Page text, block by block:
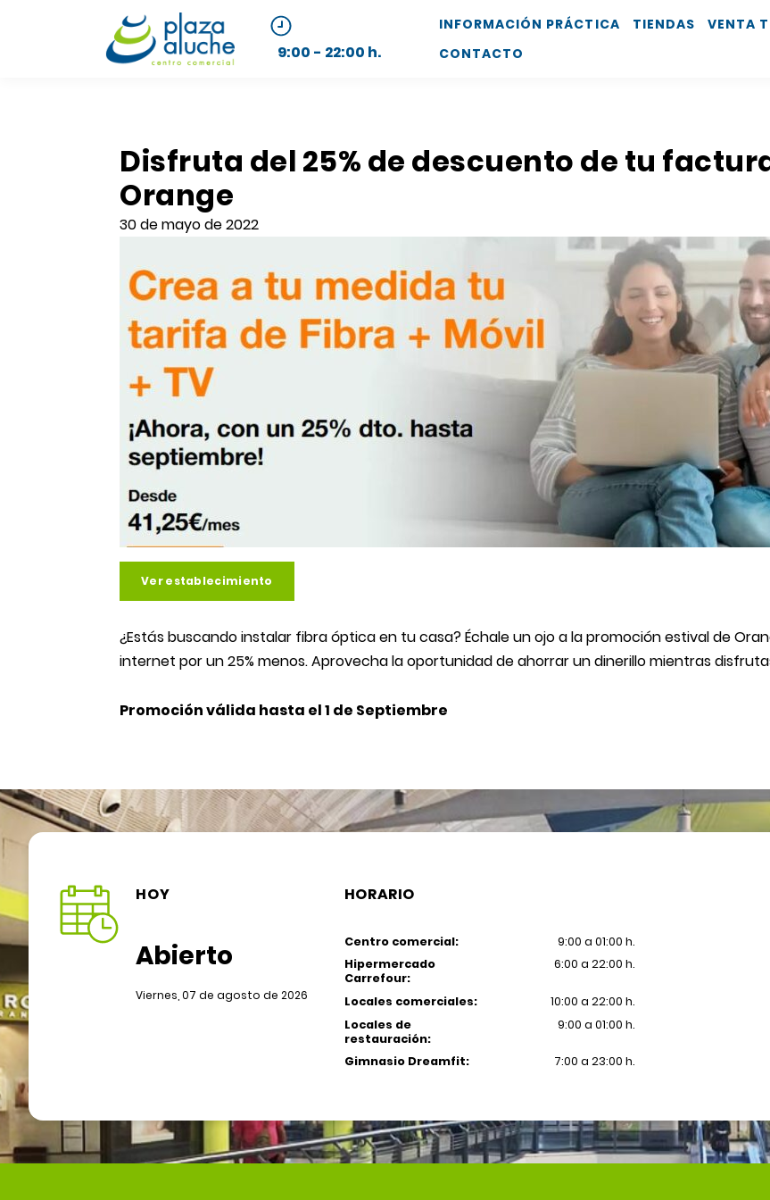
9:00 - 22:00 h.
INFORMACIÓN PRÁCTICA TIENDAS VENTA
CONTACTO
Disfruta del 25% de descuento de tu
Orange
30 de mayo de 2022
Ver establecimiento
¿Estás buscando instalar fibra óptica en tu casa? Échale un ojo a la promoción estival de
internet por un 25% menos. Aprovecha la oportunidad de ahorrar un dinerillo mientras
Promoción válida hasta el 1 de Septiembre
HOY
Abierto
Viernes, 07 de agosto de 2026
HORARIO
Centro comercial:
9:00 a 01:00 h.
Hipermercado
Carrefour:
6:00 a 22:00 h.
Locales comerciales:
10:00 a 22:00 h.
Locales de
restauración:
9:00 a 01:00 h.
Gimnasio Dreamfit: 7:00 a 23:00 h.